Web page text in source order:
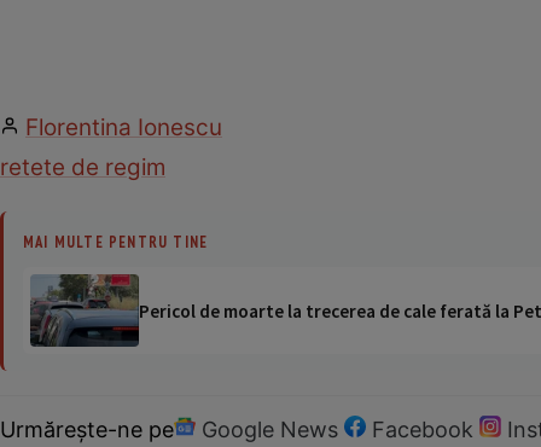
Florentina Ionescu
retete de regim
MAI MULTE PENTRU TINE
Pericol de moarte la trecerea de cale ferată la
Urmărește-ne pe Google News Facebook